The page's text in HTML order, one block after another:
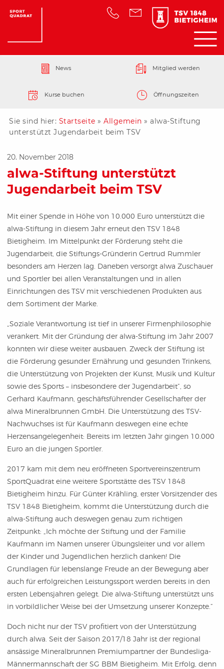
News Mitglied werden
Kurse buchen Öffnungszeiten
Sie sind hier: Startseite » Allgemein » alwa-Stiftung
unterstützt Jugendarbeit beim TSV
20. November 2018
alwa-Stiftung unterstützt
Jugendarbeit beim TSV
Mit einer Spende in Höhe von 10.000 Euro unterstützt die
alwa-Stiftung in diesem Jahr erneut den TSV 1848
Bietigheim. Im Mittelpunkt der Förderung steht die
Jugendarbeit, die Stiftungs-Gründerin Gertrud Rummler
besonders am Herzen lag. Daneben versorgt alwa Zuschauer
und Sportler bei allen Veranstaltungen und in allen
Einrichtungen des TSV mit verschiedenen Produkten aus
dem Sortiment der Marke.
„Soziale Verantwortung ist tief in unserer Firmenphilosophie
verankert. Mit der Gründung der alwa-Stiftung im Jahr 2007
konnten wir diese weiter ausbauen. Zweck der Stiftung ist
die Förderung gesunder Ernährung und gesunden Trinkens,
die Unterstützung von Projekten der Kunst, Musik und Kultur
sowie des Sports – insbesondere der Jugendarbeit“, so
Gerhard Kaufmann, geschäftsführender Gesellschafter der
alwa Mineralbrunnen GmbH. Die Unterstützung des TSV-
Nachwuchses ist für Kaufmann deswegen eine echte
Herzensangelegenheit: Bereits im letzten Jahr gingen 10.000
Euro an die jungen Sportler.
2017 kam mit dem neu eröffneten Sportvereinszentrum
SportQuadrat eine weitere Sportstätte des TSV 1848
Bietigheim hinzu. Für Günter Krähling, erster Vorsitzender des
TSV 1848 Bietigheim, kommt die Unterstützung durch die
alwa-Stiftung auch deswegen genau zum richtigen
Zeitpunkt: „Ich möchte der Stiftung und der Familie
Kaufmann im Namen unserer Übungsleiter und vor allem
der Kinder und Jugendlichen herzlich danken! Die
Grundlagen für lebenslange Freude an der Bewegung aber
auch für erfolgreichen Leistungssport werden bereits in den
ersten Lebensjahren gelegt. Die alwa-Stiftung unterstützt uns
in vorbildlicher Weise bei der Umsetzung unserer Konzepte.“
Doch nicht nur der TSV profitiert von der Unterstützung
durch alwa. Seit der Saison 2017/18 Jahr ist der regional
ansässige Mineralbrunnen Premiumpartner der Bundesliga-
Männermannschaft der SG BBM Bietigheim. Mit Erfolg, denn